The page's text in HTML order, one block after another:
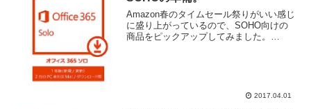
Amazon春のタイムセール祭りがいい感じ
に盛り上がっているので、SOHO向けの
商品をピックアップしてみました。
2017.04.01